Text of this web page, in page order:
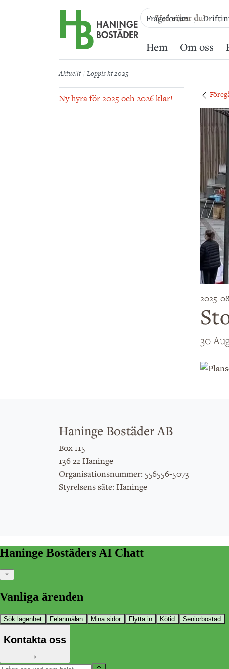
Hem Om oss
Frågeforum
Aktuellt Loppis ht 2025
Ny hyra för 2025 och 2026 klar!
2025-
30
Haninge Bostäder AB
Box 115
136 22 Haninge
Organisationsnummer: 556556-5073
Styrelsens säte: Haninge